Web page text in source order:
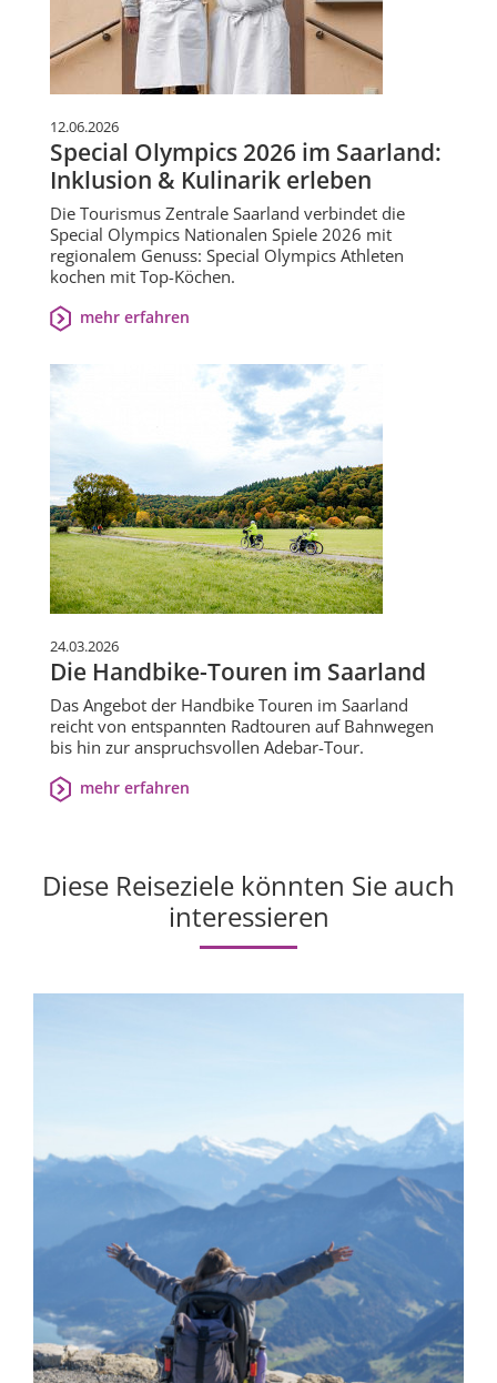
12.06.2026
Special Olympics 2026 im Saarland:
Inklusion & Kulinarik erleben
Die Tourismus Zentrale Saarland verbindet die
Special Olympics Nationalen Spiele 2026 mit
regionalem Genuss: Special Olympics Athleten
kochen mit Top-Köchen.
mehr erfahren
24.03.2026
Die Handbike-Touren im Saarland
Das Angebot der Handbike Touren im Saarland
reicht von entspannten Radtouren auf Bahnwegen
bis hin zur anspruchsvollen Adebar-Tour.
mehr erfahren
Diese Reiseziele könnten Sie auch
interessieren